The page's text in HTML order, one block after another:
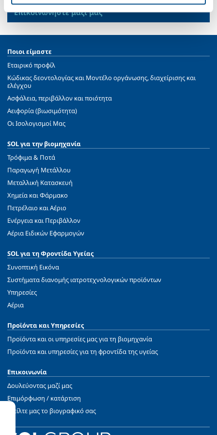
Θέλετε περισσότερες πληροφορίες;
Επικοινωνήστε μαζί μας
Ποιοι είμαστε
Εταιρικό προφίλ
Κώδικας δεοντολογίας και Μοντέλο οργάνωσης, διαχείρισης και
ελέγχου
Ασφάλεια, περιβάλλον και ποιότητα
Αειφορία (βιωσιμότητα)
Oι Ισολογισμοί Μας
SOL για την βιομηχανία
Τρόφιμα & Ποτά
Παραγωγή Μετάλλου
Μεταλλική Κατασκευή
Χημεία και Φάρμακο
Πετρέλαιο και Αέριο
Ενέργεια και Περιβάλλον
Αέρια Ειδικών Εφαρμογών
SOL για τη Φροντίδα Υγείας
Συνοπτική Εικόνα
Συστήματα διανομής ιατροτεχνολογικών προϊόντων
Υπηρεσίες
Αέρια
Προϊόντα και Υπηρεσίες
Προϊόντα και οι υπηρεσίες μας για τη βιομηχανία
Προϊόντα και υπηρεσίες για τη φροντίδα της υγείας
Επικοινωνία
Δουλεύοντας μαζί μας
Επιμόρφωση / κατάρτιση
Στείλτε μας το βιογραφικό σας